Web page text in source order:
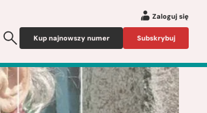
Zaloguj się
Kup najnowszy numer Subskrybuj